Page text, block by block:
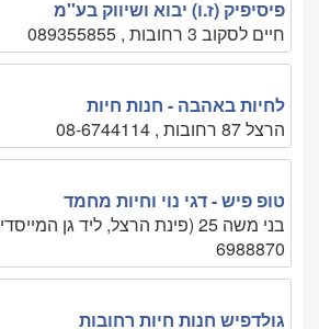
פיסיפיק (ז.ו) יבוא ושיווק בע''מ
חיים לסקוב 3 רחובות , 089355855
לחיות באהבה - חנות חיות
הרצל 87 רחובות , 08-6744114
טופ פיש - דגי נוי וחיות מחמד
6988870
גולדפיש חנות חיות רחובות